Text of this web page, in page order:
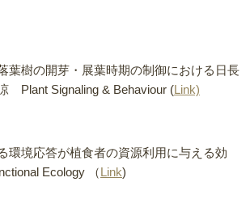
葉樹の開芽・展葉時期の制御における日長
Plant Signaling & Behaviour (Link)
環境応答が植食者の資源利用に与える効
Ecology （Link)